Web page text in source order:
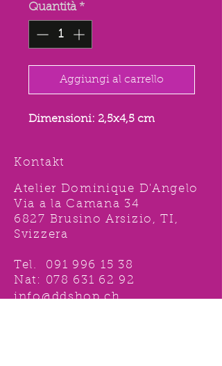
Quantità *
Aggiungi al carrello
Dimensioni: 2,5x4,5 cm
Kontakt
Atelier Dominique D'Angelo
Via a la Camana 34
6827 Brusino Arsizio, TI,
Svizzera
Tel. 091 996 15 38
Nat: 078 631 62 92
info@ddshop.ch